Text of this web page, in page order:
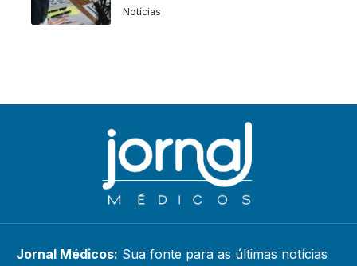
Notícias
Jornal Médicos: Sua fonte para as últimas notícias